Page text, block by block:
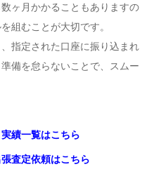
ヶ月かかることもありますの
組むことが大切です。
指定された口座に振り込まれ
備を怠らないことで、スムー
績一覧はこちら
査定依頼はこちら